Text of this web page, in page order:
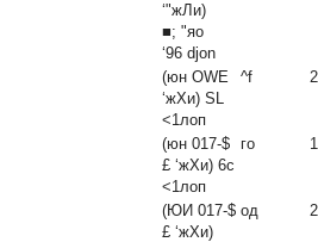
‘"жЛи)
■; "яо
‘96 djon
(юн OWE
‘жХи) SL
<1лоп
^f 2
(юн 017-$
£ ‘жХи) 6с
<1лоп
го 1
(ЮИ 017-$
£ ‘жХи)
од